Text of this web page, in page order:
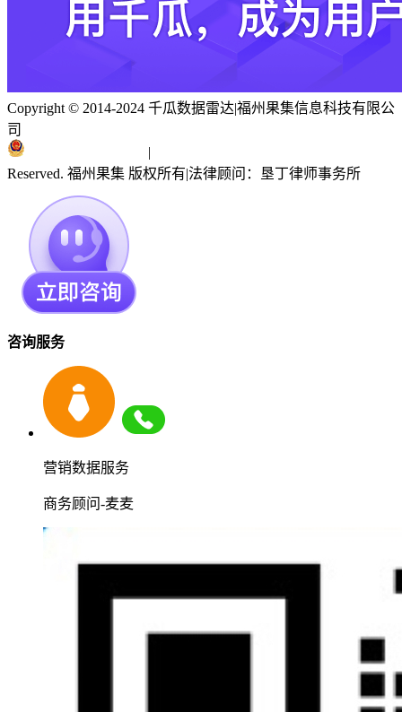
Copyright © 2014-2024 千瓜数据雷达|福州果集信息科技有限公
司
|
Reserved. 福州果集 版权所有|法律顾问：垦丁律师事务所
咨询服务
营销数据服务
商务顾问-麦麦